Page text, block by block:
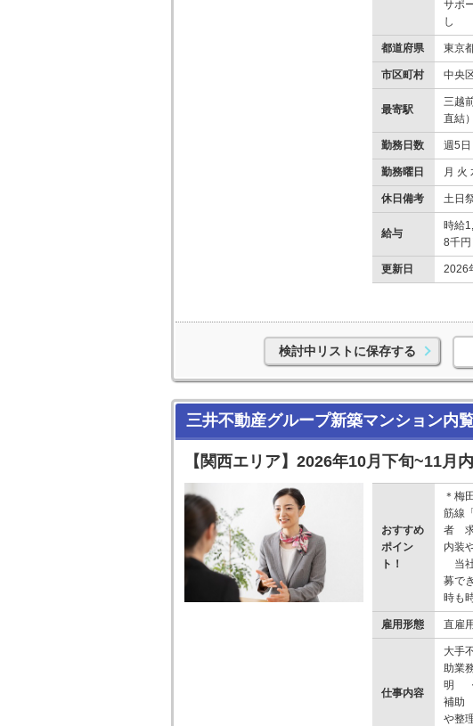
サポ
し
都道府県 東京
市区町村 中央
最寄駅
三越
直結
勤務日数 週5日
勤務曜日 月 火
休日備考 土日
給与
時給
8千円
更新日 2026
検討中リストに保存する
三井不動産グループ新築マンション内
【関西エリア】2026年10月下旬~11月
おすすめ
ポイン
ト！
＊梅
筋線
者 求
内装
当
募で
時も
雇用形態 直雇
仕事内容
大手
助業
明 ・
補助
や整